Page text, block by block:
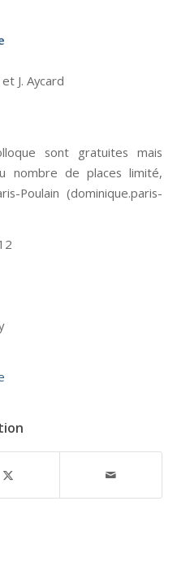
J. Aycard
sont gratuites mais
nombre de places limité,
Poulain (dominique.paris-